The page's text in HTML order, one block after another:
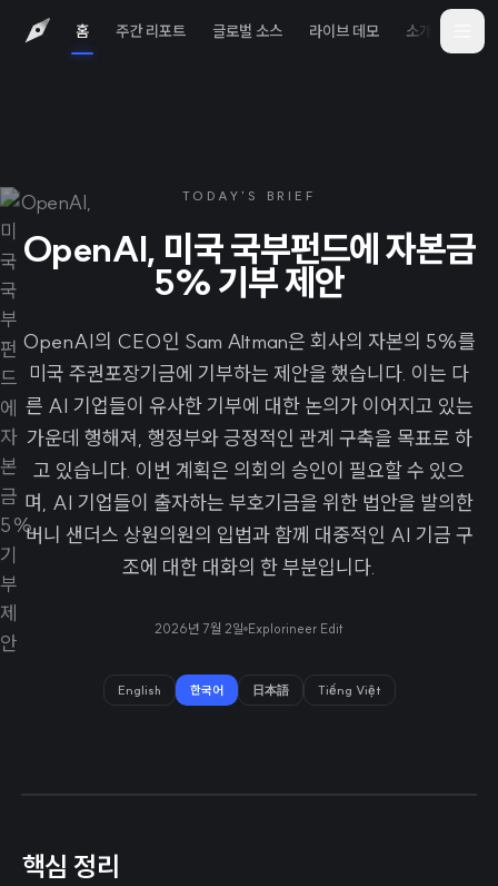
홈 주간 리포트 글로벌 소스 라이브 데모 소개
TODAY'S BRIEF
OpenAI, 미국 국부펀드에 자본금
5% 기부 제안
OpenAI의 CEO인 Sam Altman은 회사의 자본의 5%를
미국 주권포장기금에 기부하는 제안을 했습니다. 이는 다
른 AI 기업들이 유사한 기부에 대한 논의가 이어지고 있는
가운데 행해져, 행정부와 긍정적인 관계 구축을 목표로 하
고 있습니다. 이번 계획은 의회의 승인이 필요할 수 있으
며, AI 기업들이 출자하는 부호기금을 위한 법안을 발의한
버니 샌더스 상원의원의 입법과 함께 대중적인 AI 기금 구
조에 대한 대화의 한 부분입니다.
2026년 7월 2일 Explorineer Edit
English 한국어 日本語 Tiếng Việt
핵심 정리